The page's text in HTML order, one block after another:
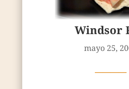
Windsor
mayo 25,
————